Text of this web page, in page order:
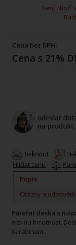
Není zboží
Cena bez DPH:
Cena s 21%
Tisknout
Hlídat cenu
Popis
Otázky a odpovědi
Páteřní deska s
nízkou hmotnost.
karabinami.